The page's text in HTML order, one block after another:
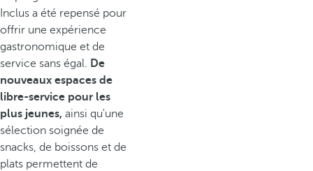
Inclus a été repensé pour
offrir une expérience
gastronomique et de
service sans égal. De
nouveaux espaces de
libre-service pour les
plus jeunes, ainsi qu'une
sélection soignée de
snacks, de boissons et de
plats permettent de